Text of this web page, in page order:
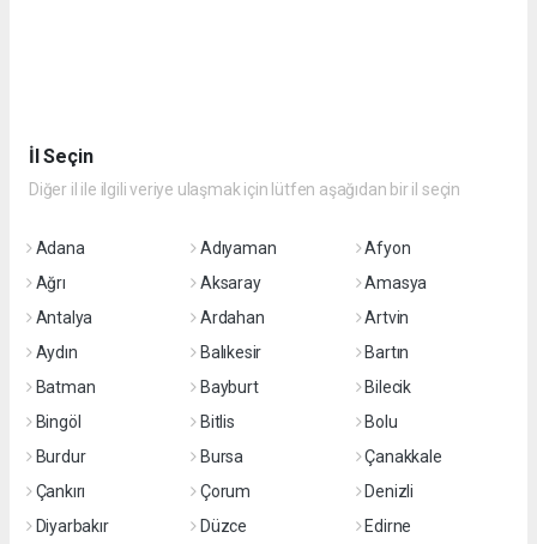
İl Seçin
Diğer il ile ilgili veriye ulaşmak için lütfen aşağıdan bir il seçin
Adana Adıyaman
Afyon
Ağrı
Aksaray
Amasya
Antalya
Ardahan
Artvin
Aydın
Balıkesir
Bartın
Batman
Bayburt
Bilecik
Bingöl
Bitlis
Bolu
Burdur
Bursa
Çanakkale
Çankırı
Çorum
Denizli
Diyarbakır
Düzce
Edirne